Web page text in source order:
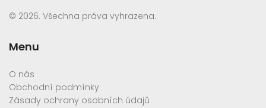
© 2026. Všechna práva vyhrazena.
Menu
O nás
Obchodní podmínky
Zásady ochrany osobních údajů